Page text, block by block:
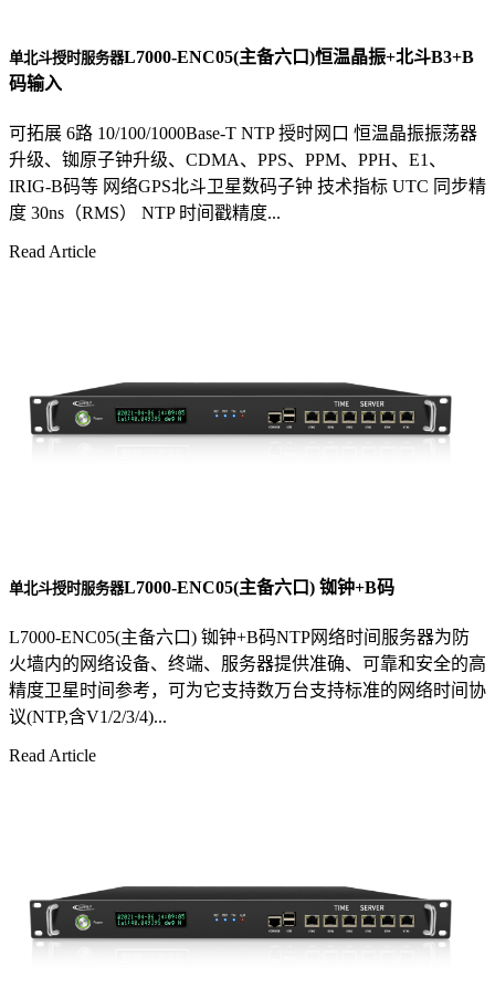
单北斗授时服务器L7000-ENC05(主备六口)恒温晶振+北斗B3+B
码输入
可拓展 6路 10/100/1000Base-T NTP 授时网口 恒温晶振振荡器
升级、铷原子钟升级、CDMA、PPS、PPM、PPH、E1、
IRIG-B码等 网络GPS北斗卫星数码子钟 技术指标 UTC 同步精
度 30ns（RMS） NTP 时间戳精度...
Read Article
单北斗授时服务器L7000-ENC05(主备六口) 铷钟+B码
L7000-ENC05(主备六口) 铷钟+B码NTP网络时间服务器为防
火墙内的网络设备、终端、服务器提供准确、可靠和安全的高
精度卫星时间参考，可为它支持数万台支持标准的网络时间协
议(NTP,含V1/2/3/4)...
Read Article